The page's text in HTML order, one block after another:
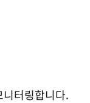
터링합니다.